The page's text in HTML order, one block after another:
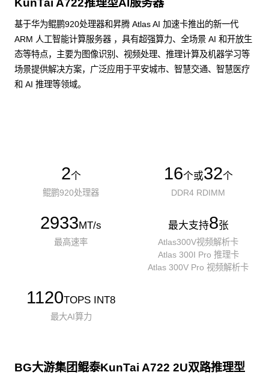
KunTai A722推理型AI服务器
基于华为鲲鹏920处理器和昇腾 Atlas AI 加速卡推出的新一代
ARM 人工智能计算服务器 ，具有超强算力、全场景 AI 和开放生
态等特点，主要为图像识别、视频处理、推理计算及机器学习等
场景提供解决方案，广泛应用于平安城市、智慧交通、智慧医疗
和 AI 推理等领域。
2个
鲲鹏920处理器
16个或32个
DDR4 RDIMM
2933MT/s
最高速率
最大支持8张
Atlas300V视频解析卡
Atlas 300I Pro 推理卡
Atlas 300V Pro 视频解析卡
1120TOPS INT8
最大AI算力
BG大游集团鲲泰KunTai A722 2U双路推理型